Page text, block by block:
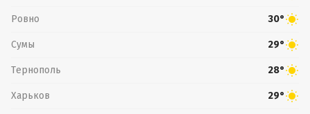
Ровно 30°
Сумы 29°
Тернополь 28°
Харьков 29°